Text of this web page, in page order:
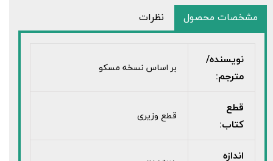
مشخصات محصول نظرات
نویسنده/
مترجم:
بر اساس نسخه مسکو
قطع
کتاب:
قطع وزیری
اندازه